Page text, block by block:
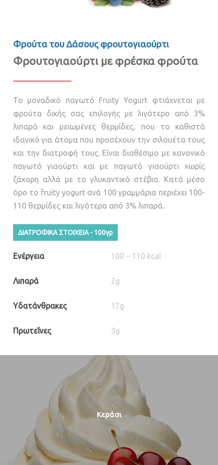
Φρούτα του Δάσους φρουτογιαούρτι
Φρουτογιαούρτι με φρέσκα φρούτα
Το μοναδικό παγωτό Fruity Yogurt φτιάχνεται με
φρούτα δικής σας επιλογής με λιγότερο από 3%
λιπαρά και μειωμένες θερμίδες, που το καθιστά
ιδανικό για άτομα που προσέχουν την σιλουέτα τους
και την διατροφή τους. Είναι διαθέσιμο με κανονικό
παγωτό γιαούρτι και με παγωτό γιαούρτι χωρίς
ζάχαρη αλλά με το γλυκαντικό στέβια. Κατά μέσο
όρο το fruity yogurt ανά 100 γραμμάρια περιέχει 100-
110 θερμίδες και λιγότερα από 3% λιπαρά.
ΔΙΑΤΡΟΦΙΚΑ ΣΤΟΙΧΕΙΑ - 100γρ
Ενέργεια 100 – 110 kcal
Λιπαρά 2g
Υδατάνθρακες 17g
Πρωτεΐνες 3g
Κεράσι